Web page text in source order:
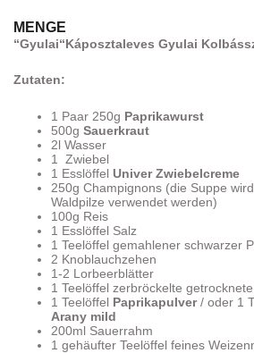
MENGE
“Gyulai“Káposztaleves Gyulai
Zutaten:
1 Paar 250g Paprikawurst
500g Sauerkraut
2l Wasser
1 Zwiebel
1 Esslöffel Univer Zwiebelcreme
250g Champignons (die Suppe
Waldpilze verwendet werden)
100g Reis
1 Esslöffel Salz
1 Teelöffel gemahlener schwarzer
2 Knoblauchzehen
1-2 Lorbeerblätter
1 Teelöffel zerbröckelte getrocknete
1 Teelöffel Paprikapulver/ oder 1
Arany mild
200ml Sauerrahm
1 gehäufter Teelöffel feines